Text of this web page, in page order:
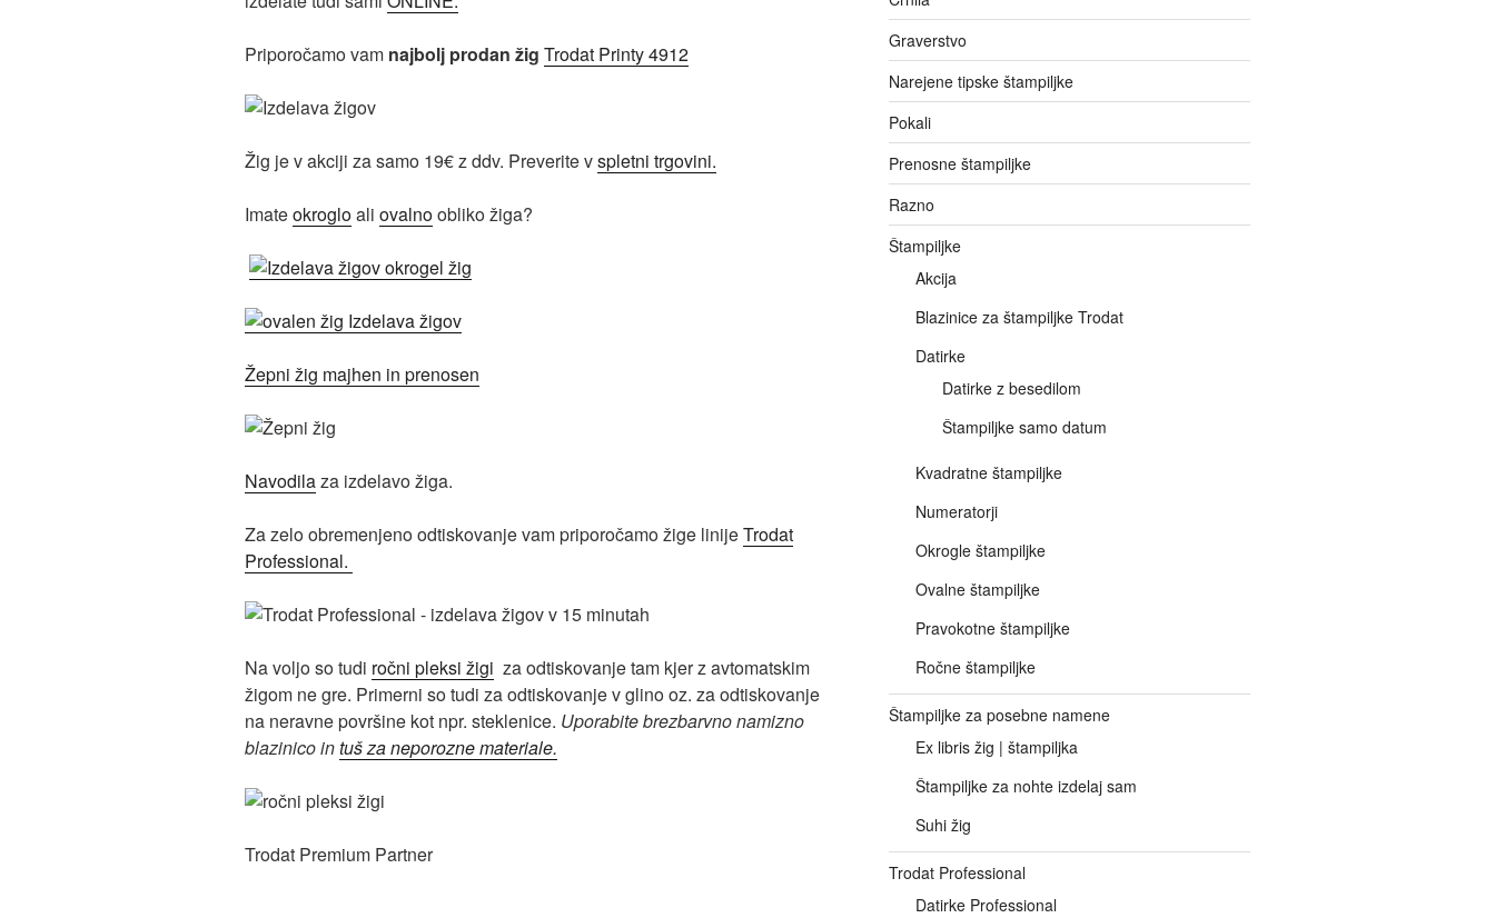
Priporočamo vam najbolj prodan žig Trodat Printy 4912
Žig je v akciji za samo 19€ z ddv. Preverite vspletni trgovini.
Imateokrogloali ovalnoobliko žiga?
Žepni žig majhen in prenosen
Navodilaza izdelavo žiga.
Za zelo obremenjeno odtiskovanje vam priporočamo žige linijeTrodat
Professional.
Na voljo so tudi ročni pleksi žigi za odtiskovanje tam kjer z avtomatskim
žigom ne gre. Primerni so tudi za odtiskovanje v glino oz. za odtiskovanje
na neravne površine kot npr. steklenice. Uporabite brezbarvno namizno
blazinico intuš za neporozne materiale.
Trodat Premium Partner
Graverstvo
Narejene tipske štampiljke
Pokali
Prenosne štampiljke
Razno
Štampiljke
Akcija
Blazinice za štampiljke Trodat
Datirke
Datirke z besedilom
Štampiljke samo datum
Kvadratne štampiljke
Numeratorji
Okrogle štampiljke
Ovalne štampiljke
Pravokotne štampiljke
Ročne štampiljke
Štampiljke za posebne namene
Ex libris žig | štampiljka
Štampiljke za nohte izdelaj sam
Suhi žig
Trodat Professional
Datirke Professional